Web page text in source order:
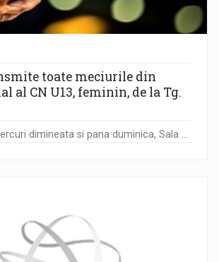
toate meciurile din
al CN U13, feminin, de la Tg.
dimineata si pana duminica, Sala ...